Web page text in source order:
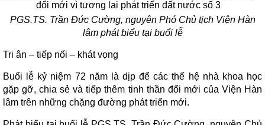
PGS.TS. Trần Đức Cường, nguyên Phó Chủ tịch Viện Hàn
lâm phát biểu tại buổi lễ
Tri ân – tiếp nối – khát vọng
Buổi lễ kỷ niệm 72 năm là dịp để các thế hệ nhà khoa học
gặp gỡ, chia sẻ và tiếp thêm tinh thần đổi mới của Viện Hàn
lâm trên những chặng đường phát triển mới.